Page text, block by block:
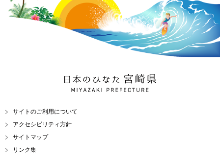
日本のひなた 宮崎県
MIYAZAKI PREFECTURE
サイトのご利用について
アクセシビリティ方針
サイトマップ
リンク集